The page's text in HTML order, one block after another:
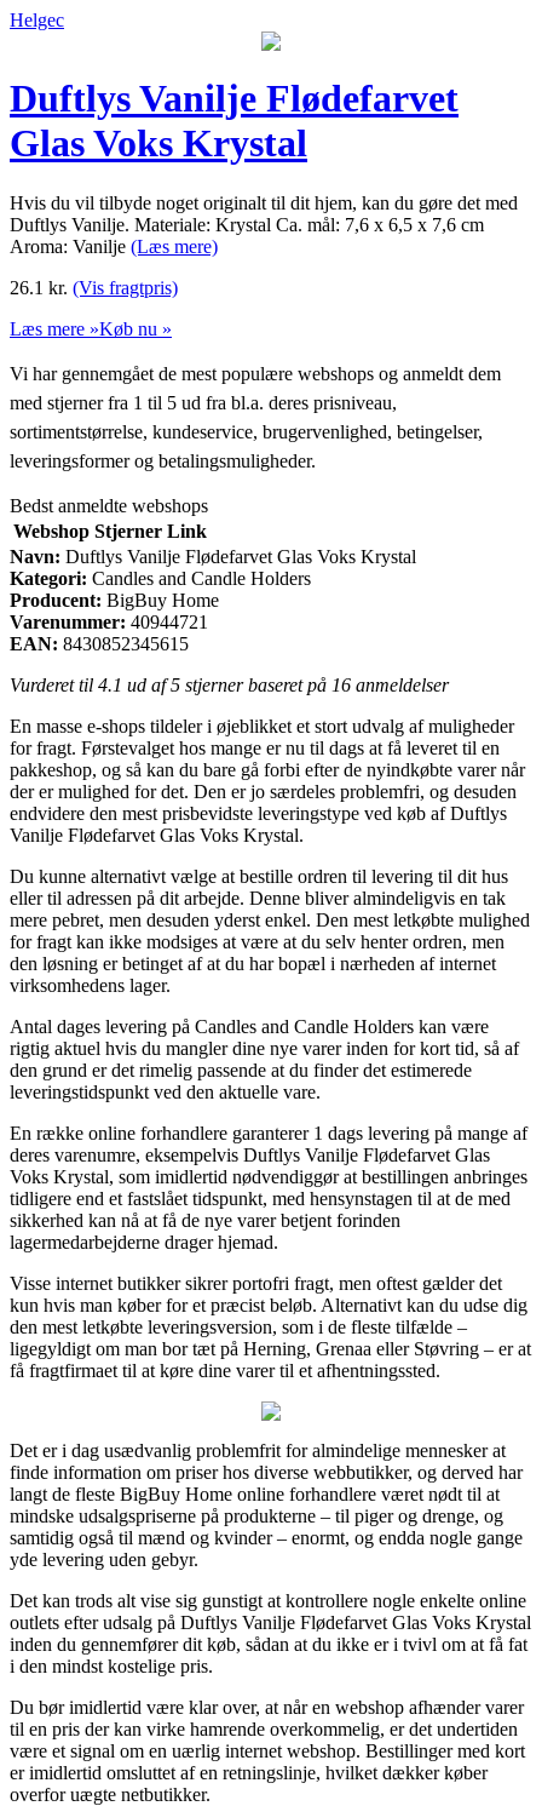
Helgec
Duftlys Vanilje Flødefarvet
Glas Voks Krystal
Hvis du vil tilbyde noget originalt til dit hjem, kan du gøre det med
Duftlys Vanilje. Materiale: Krystal Ca. mål: 7,6 x 6,5 x 7,6 cm
Aroma: Vanilje (Læs mere)
26.1 kr. (Vis fragtpris)
Læs mere »Køb nu »
Vi har gennemgået de mest populære webshops og anmeldt dem
med stjerner fra 1 til 5 ud fra bl.a. deres prisniveau,
sortimentstørrelse, kundeservice, brugervenlighed, betingelser,
leveringsformer og betalingsmuligheder.
Bedst anmeldte webshops
Webshop Stjerner Link
Navn: Duftlys Vanilje Flødefarvet Glas Voks Krystal
Kategori: Candles and Candle Holders
Producent: BigBuy Home
Varenummer: 40944721
EAN: 8430852345615
Vurderet til 4.1 ud af 5 stjerner baseret på 16 anmeldelser
En masse e-shops tildeler i øjeblikket et stort udvalg af muligheder
for fragt. Førstevalget hos mange er nu til dags at få leveret til en
pakkeshop, og så kan du bare gå forbi efter de nyindkøbte varer når
der er mulighed for det. Den er jo særdeles problemfri, og desuden
endvidere den mest prisbevidste leveringstype ved køb af Duftlys
Vanilje Flødefarvet Glas Voks Krystal.
Du kunne alternativt vælge at bestille ordren til levering til dit hus
eller til adressen på dit arbejde. Denne bliver almindeligvis en tak
mere pebret, men desuden yderst enkel. Den mest letkøbte mulighed
for fragt kan ikke modsiges at være at du selv henter ordren, men
den løsning er betinget af at du har bopæl i nærheden af internet
virksomhedens lager.
Antal dages levering på Candles and Candle Holders kan være
rigtig aktuel hvis du mangler dine nye varer inden for kort tid, så af
den grund er det rimelig passende at du finder det estimerede
leveringstidspunkt ved den aktuelle vare.
En række online forhandlere garanterer 1 dags levering på mange af
deres varenumre, eksempelvis Duftlys Vanilje Flødefarvet Glas
Voks Krystal, som imidlertid nødvendiggør at bestillingen anbringes
tidligere end et fastslået tidspunkt, med hensynstagen til at de med
sikkerhed kan nå at få de nye varer betjent forinden
lagermedarbejderne drager hjemad.
Visse internet butikker sikrer portofri fragt, men oftest gælder det
kun hvis man køber for et præcist beløb. Alternativt kan du udse dig
den mest letkøbte leveringsversion, som i de fleste tilfælde –
ligegyldigt om man bor tæt på Herning, Grenaa eller Støvring – er at
få fragtfirmaet til at køre dine varer til et afhentningssted.
Det er i dag usædvanlig problemfrit for almindelige mennesker at
finde information om priser hos diverse webbutikker, og derved har
langt de fleste BigBuy Home online forhandlere været nødt til at
mindske udsalgspriserne på produkterne – til piger og drenge, og
samtidig også til mænd og kvinder – enormt, og endda nogle gange
yde levering uden gebyr.
Det kan trods alt vise sig gunstigt at kontrollere nogle enkelte online
outlets efter udsalg på Duftlys Vanilje Flødefarvet Glas Voks Krystal
inden du gennemfører dit køb, sådan at du ikke er i tvivl om at få fat
i den mindst kostelige pris.
Du bør imidlertid være klar over, at når en webshop afhænder varer
til en pris der kan virke hamrende overkommelig, er det undertiden
være et signal om en uærlig internet webshop. Bestillinger med kort
er imidlertid omsluttet af en retningslinje, hvilket dækker køber
overfor uægte netbutikker.